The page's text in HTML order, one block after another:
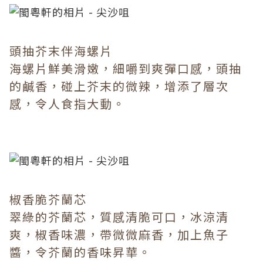
頭抽芥末伴海螺片
海螺片鮮美滑嫩，細嚼到爽彈口感，頭抽
的鹹香，碰上芥末的微辣，增添了層次
感，令人食指大動。
椒香脆芥蘭芯
翠綠的芥蘭芯，質感清脆可口，冰涼清
爽，椒香味濃，帶微微麻香，加上魚子
醬，令芥蘭的香味昇華。